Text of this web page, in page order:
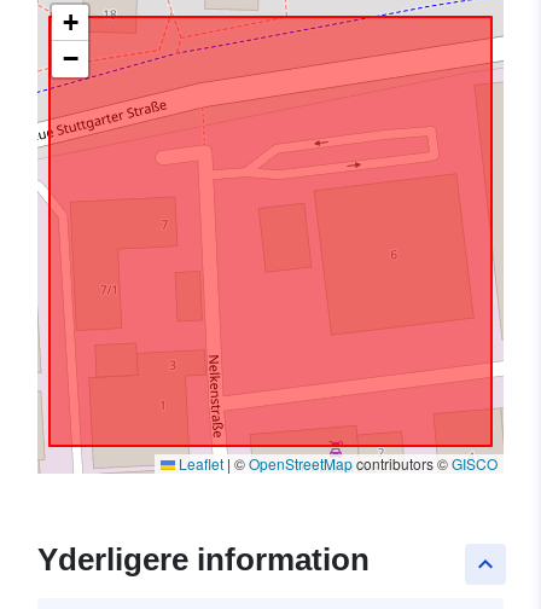
+
−
Leaflet | ©OpenStreetMapcontributors ©GISCO
keyboard_arrow_up
Yderligere information